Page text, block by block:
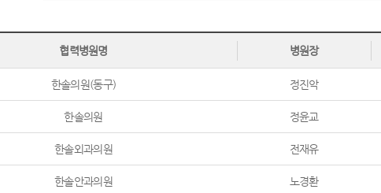
협력병원명 병원장
한솔의원(동구) 정진악
한솔의원 정윤교
한솔외과의원 전재유
한솔안과의원 노경환